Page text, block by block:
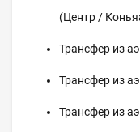
(Центр /
Трансфер из
Трансфер из
Трансфер из